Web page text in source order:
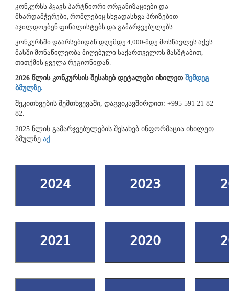
კონკურსს ჰყავს პარტნიორი ორგანიზაციები და
მხარდამჭერები, რომლებიც სხვადასხვა პრიზებით
აჯილდოებენ ფინალისტებს და გამარჯვებულებს.
კონკურსში დაარსებიდან დღემდე 4,000-მდე მოსწავლეს აქვს
მასში მონაწილეობა მიღებული საქართველოს მასშტაბით,
თითქმის ყველა რეგიონიდან.
2026 წლის კონკურსის შესახებ დეტალები იხილეთ შემდეგ
ბმულზე.
შეკითხვების შემთხვევაში, დაგვიკავშირდით: +995 591 21 82
82.
2025 წლის გამარჯვებულების შესახებ ინფორმაცია იხილეთ
ბმულზე აქ .
2024 2023
2021 2020